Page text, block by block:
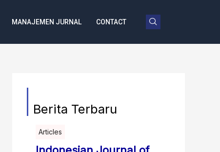
MANAJEMEN JURNAL CONTACT
Berita Terbaru
Articles